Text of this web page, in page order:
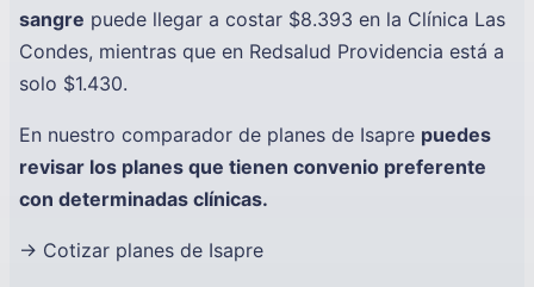
sangre puede llegar a costar $8.393 en la Clínica Las
Condes, mientras que en Redsalud Providencia está a
solo $1.430.
En nuestro comparador de planes de Isapre puedes
revisar los planes que tienen convenio preferente
con determinadas clínicas.
→ Cotizar planes de Isapre